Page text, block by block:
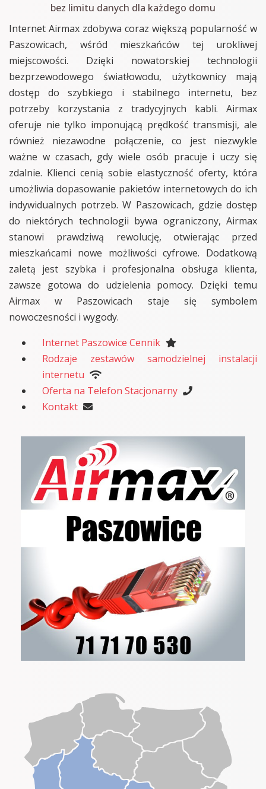
bez limitu danych dla każdego domu
Internet Airmax zdobywa coraz większą popularność w
Paszowicach, wśród mieszkańców tej urokliwej
miejscowości. Dzięki nowatorskiej technologii
bezprzewodowego światłowodu, użytkownicy mają
dostęp do szybkiego i stabilnego internetu, bez
potrzeby korzystania z tradycyjnych kabli. Airmax
oferuje nie tylko imponującą prędkość transmisji, ale
również niezawodne połączenie, co jest niezwykle
ważne w czasach, gdy wiele osób pracuje i uczy się
zdalnie. Klienci cenią sobie elastyczność oferty, która
umożliwia dopasowanie pakietów internetowych do ich
indywidualnych potrzeb. W Paszowicach, gdzie dostęp
do niektórych technologii bywa ograniczony, Airmax
stanowi prawdziwą rewolucję, otwierając przed
mieszkańcami nowe możliwości cyfrowe. Dodatkową
zaletą jest szybka i profesjonalna obsługa klienta,
zawsze gotowa do udzielenia pomocy. Dzięki temu
Airmax w Paszowicach staje się symbolem
nowoczesności i wygody.
Internet Paszowice Cennik
Rodzaje zestawów samodzielnej instalacji
internetu
Oferta na Telefon Stacjonarny
Kontakt